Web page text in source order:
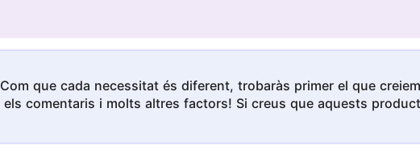
que cada necessitat és diferent, trobaràs primer el que
comentaris i molts altres factors! Si creus que aquests